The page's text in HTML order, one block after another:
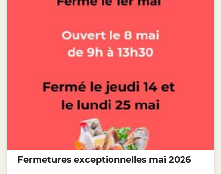
Fermetures exceptionnelles mai 2026